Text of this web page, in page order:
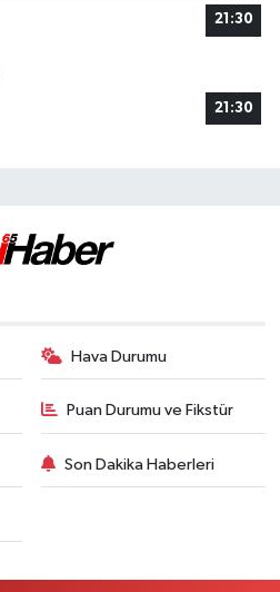
21:30
21:30
Hava Durumu
Puan Durumu ve Fikstür
Son Dakika Haberleri